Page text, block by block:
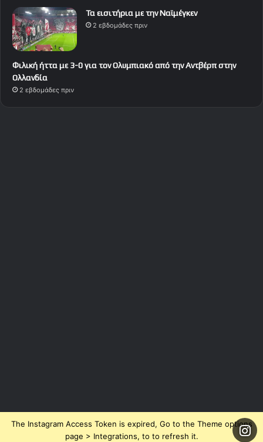
Τα εισιτήρια με την Ναϊμέγκεν
2 εβδομάδες πριν
Φιλική ήττα με 3-0 για τον Ολυμπιακό από την Αντβέρπ στην
Ολλανδία
2 εβδομάδες πριν
The Instagram Access Token is expired, Go to the Theme options
page > Integrations, to to refresh it.